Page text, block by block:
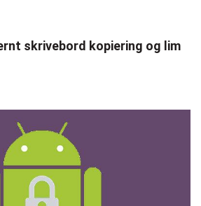
skrivebord kopiering og lim